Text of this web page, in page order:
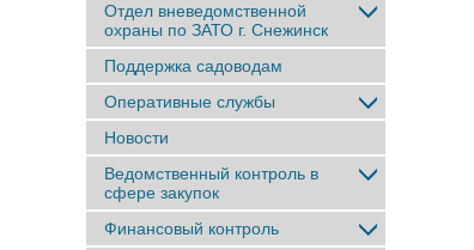
Отдел вневедомственной
охраны по ЗАТО г. Снежинск
Поддержка садоводам
Оперативные службы
Новости
Ведомственный контроль в
сфере закупок
Финансовый контроль